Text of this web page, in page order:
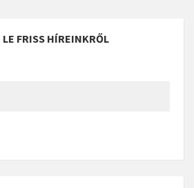
FRISS HÍREINKRŐL